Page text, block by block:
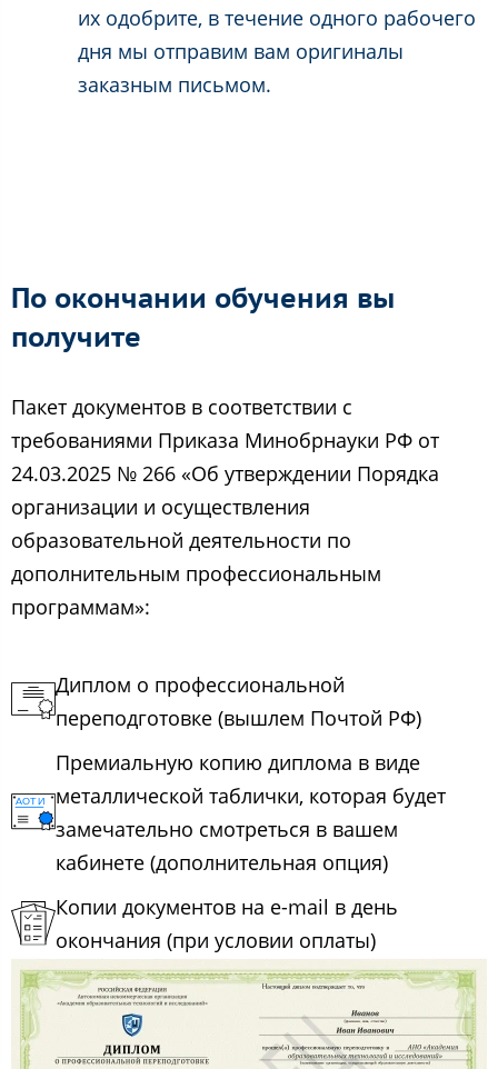
их одобрите, в течение одного рабочего
дня мы отправим вам оригиналы
заказным письмом.
По окончании обучения вы
получите
Пакет документов в соответствии с
требованиями Приказа Минобрнауки РФ от
24.03.2025 № 266 «Об утверждении Порядка
организации и осуществления
образовательной деятельности по
дополнительным профессиональным
программам»:
Диплом о профессиональной
переподготовке (вышлем Почтой РФ)
Премиальную копию диплома в виде
металлической таблички, которая будет
замечательно смотреться в вашем
кабинете (дополнительная опция)
Копии документов на e-mail в день
окончания (при условии оплаты)